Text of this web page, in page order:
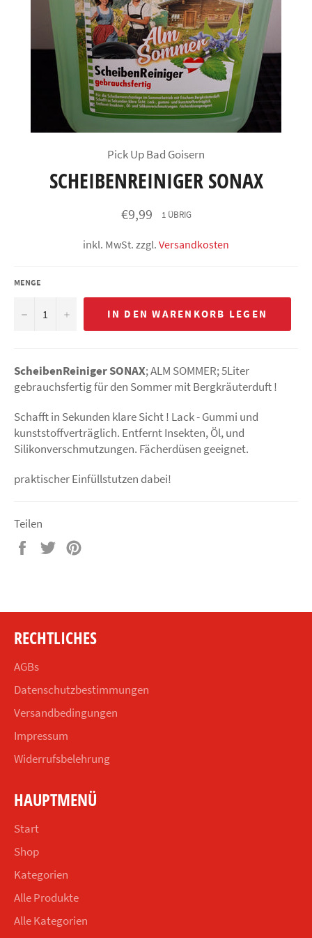
Pick Up Bad Goisern
SCHEIBENREINIGER SONAX
Normaler
Preis
€9,99 1 ÜBRIG
inkl. MwSt. zzgl. Versandkosten
MENGE
− + IN DEN WARENKORB LEGEN
ScheibenReiniger SONAX; ALM SOMMER; 5Liter
gebrauchsfertig für den Sommer mit Bergkräuterduft !
Schafft in Sekunden klare Sicht ! Lack - Gummi und
kunststoffverträglich. Entfernt Insekten, Öl, und
Silikonverschmutzungen. Fächerdüsen geeignet.
praktischer Einfüllstutzen dabei!
Teilen
Auf
Auf
RECHTLICHES
AGBs
Datenschutzbestimmungen
Versandbedingungen
Impressum
Widerrufsbelehrung
HAUPTMENÜ
Start
Shop
Kategorien
Alle Produkte
Alle Kategorien